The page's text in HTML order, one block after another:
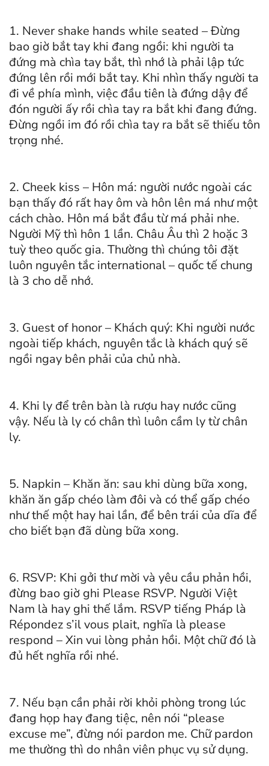
1. Never shake hands while seated – Đừng
bao giờ bắt tay khi đang ngồi: khi người ta
đứng mà chìa tay bắt, thì nhớ là phải lập tức
đứng lên rồi mới bắt tay. Khi nhìn thấy người ta
đi về phía mình, việc đầu tiên là đứng dậy để
đón người ấy rồi chìa tay ra bắt khi đang đứng.
Đừng ngồi im đó rồi chìa tay ra bắt sẽ thiếu tôn
trọng nhé.
2. Cheek kiss – Hôn má: người nước ngoài các
bạn thấy đó rất hay ôm và hôn lên má như một
cách chào. Hôn má bắt đầu từ má phải nhe.
Người Mỹ thì hôn 1 lần. Châu Âu thì 2 hoặc 3
tuỳ theo quốc gia. Thường thì chúng tôi đặt
luôn nguyên tắc international – quốc tế chung
là 3 cho dễ nhớ.
3. Guest of honor – Khách quý: Khi người nước
ngoài tiếp khách, nguyên tắc là khách quý sẽ
ngồi ngay bên phải của chủ nhà.
4. Khi ly để trên bàn là rượu hay nước cũng
vậy. Nếu là ly có chân thì luôn cầm ly từ chân
ly.
5. Napkin – Khăn ăn: sau khi dùng bữa xong,
khăn ăn gấp chéo làm đôi và có thể gấp chéo
như thế một hay hai lần, để bên trái của dĩa để
cho biết bạn đã dùng bữa xong.
6. RSVP: Khi gởi thư mời và yêu cầu phản hồi,
đừng bao giờ ghi Please RSVP. Người Việt
Nam là hay ghi thế lắm. RSVP tiếng Pháp là
Répondez s’il vous plait, nghĩa là please
respond – Xin vui lòng phản hồi. Một chữ đó là
đủ hết nghĩa rồi nhé.
7. Nếu bạn cần phải rời khỏi phòng trong lúc
đang họp hay đang tiệc, nên nói “please
excuse me”, đừng nói pardon me. Chữ pardon
me thường thì do nhân viên phục vụ sử dụng.